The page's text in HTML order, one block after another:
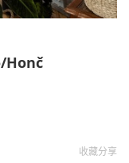
Honč
收藏分享